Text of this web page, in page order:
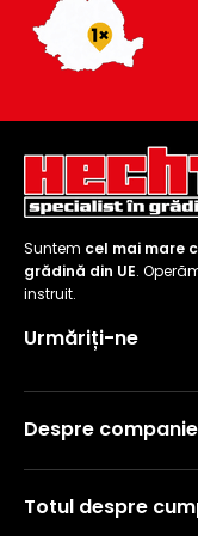
Suntem cel mai mare
grădină din UE.
instruit.
Urmăriți-ne
Despre companie
Totul despre